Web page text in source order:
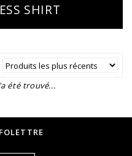
SHIRT
été trouvé...